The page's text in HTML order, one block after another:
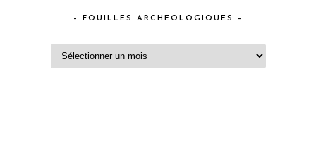
– FOUILLES ARCHEOLOGIQUES –